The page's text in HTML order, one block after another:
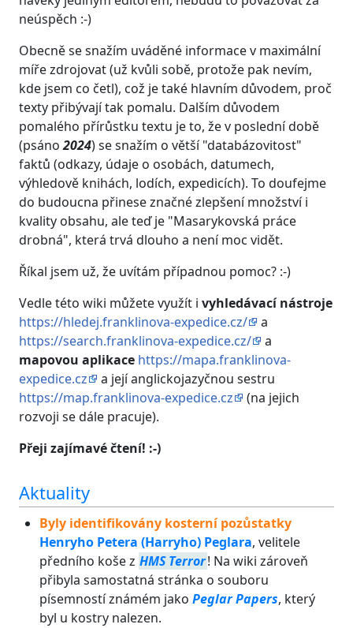
neúspěch :-)
Obecně se snažím uváděné informace v maximální
míře zdrojovat (už kvůli sobě, protože pak nevím,
kde jsem co četl), což je také hlavním důvodem, proč
texty přibývají tak pomalu. Dalším důvodem
pomalého přírůstku textu je to, že v poslední době
(psáno2024) se snažím o větší "databázovitost"
faktů (odkazy, údaje o osobách, datumech,
výhledově knihách, lodích, expedicích). To doufejme
do budoucna přinese značné zlepšení množství i
kvality obsahu, ale teď je "Masarykovská práce
drobná", která trvá dlouho a není moc vidět.
Říkal jsem už, že uvítám případnou pomoc? :-)
Vedle této wiki můžete využít i vyhledávací nástroje
https://hledej.franklinova-expedice.cz/
a
https://search.franklinova-expedice.cz/
a
mapovou aplikace https://mapa.franklinova-
expedice.cz
a její anglickojazyčnou sestru
https://map.franklinova-expedice.cz
(na jejich
rozvoji se dále pracuje).
Přeji zajímavé čtení! :-)
Aktuality
Byly identifikovány kosterní pozůstatky
Henryho Petera (Harryho) Peglara, velitele
předního koše z HMS Terror! Na wiki zároveň
přibyla samostatná stránka o souboru
písemností známém jako Peglar Papers, který
byl u kostry nalezen.